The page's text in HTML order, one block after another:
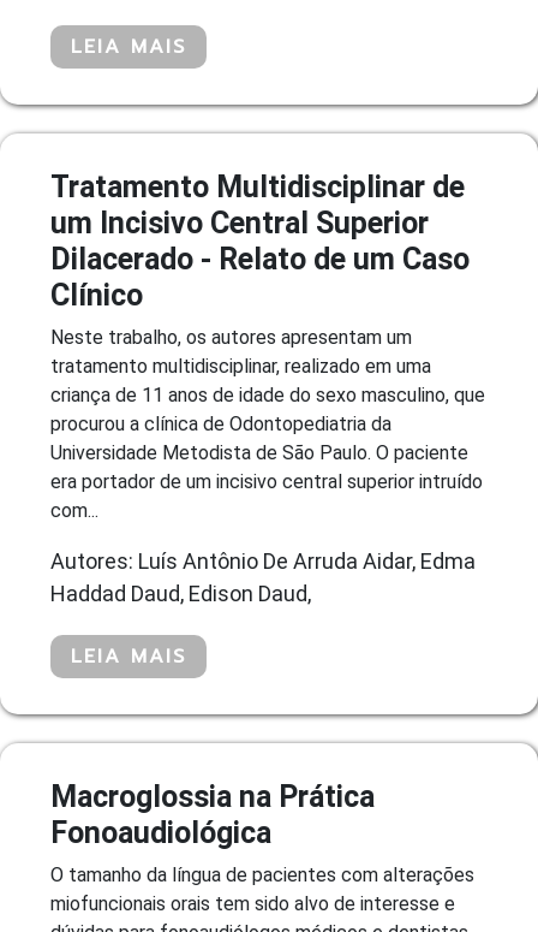
LEIA MAIS
Tratamento Multidisciplinar de
um Incisivo Central Superior
Dilacerado - Relato de um Caso
Clínico
Neste trabalho, os autores apresentam um
tratamento multidisciplinar, realizado em uma
criança de 11 anos de idade do sexo masculino, que
procurou a clínica de Odontopediatria da
Universidade Metodista de São Paulo. O paciente
era portador de um incisivo central superior intruído
com...
Autores: Luís Antônio De Arruda Aidar, Edma
Haddad Daud, Edison Daud,
LEIA MAIS
Macroglossia na Prática
Fonoaudiológica
O tamanho da língua de pacientes com alterações
miofuncionais orais tem sido alvo de interesse e